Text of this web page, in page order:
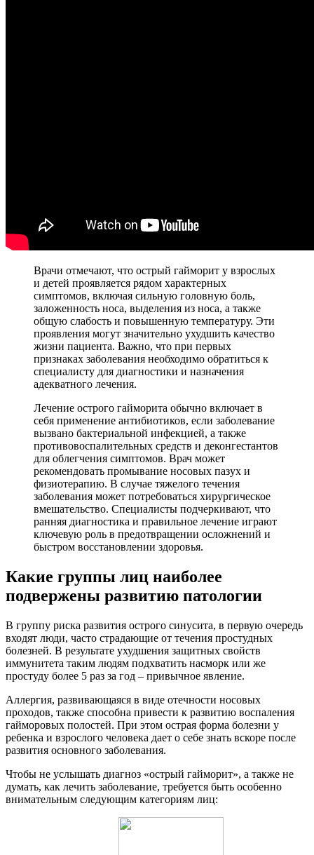
Врачи отмечают, что острый гайморит у взрослых
и детей проявляется рядом характерных
симптомов, включая сильную головную боль,
заложенность носа, выделения из носа, а также
общую слабость и повышенную температуру. Эти
проявления могут значительно ухудшить качество
жизни пациента. Важно, что при первых
признаках заболевания необходимо обратиться к
специалисту для диагностики и назначения
адекватного лечения.
Лечение острого гайморита обычно включает в
себя применение антибиотиков, если заболевание
вызвано бактериальной инфекцией, а также
противовоспалительных средств и деконгестантов
для облегчения симптомов. Врач может
рекомендовать промывание носовых пазух и
физиотерапию. В случае тяжелого течения
заболевания может потребоваться хирургическое
вмешательство. Специалисты подчеркивают, что
ранняя диагностика и правильное лечение играют
ключевую роль в предотвращении осложнений и
быстром восстановлении здоровья.
Какие группы лиц наиболее
подвержены развитию патологии
В группу риска развития острого синусита, в первую очередь
входят люди, часто страдающие от течения простудных
болезней. В результате ухудшения защитных свойств
иммунитета таким людям подхватить насморк или же
простуду более 5 раз за год – привычное явление.
Аллергия, развивающаяся в виде отечности носовых
проходов, также способна привести к развитию воспаления
гайморовых полостей. При этом острая форма болезни у
ребенка и взрослого человека дает о себе знать вскоре после
развития основного заболевания.
Чтобы не услышать диагноз «острый гайморит», а также не
думать, как лечить заболевание, требуется быть особенно
внимательным следующим категориям лиц: